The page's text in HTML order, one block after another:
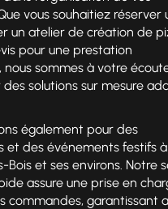
vous souhaitiez réserver
un atelier de création de
pour une prestation
nous sommes à votre
solutions sur mesure
également pour des
et des événements festifs à
Bois et ses environs. Notre
assure une prise en
commandes, garantissant